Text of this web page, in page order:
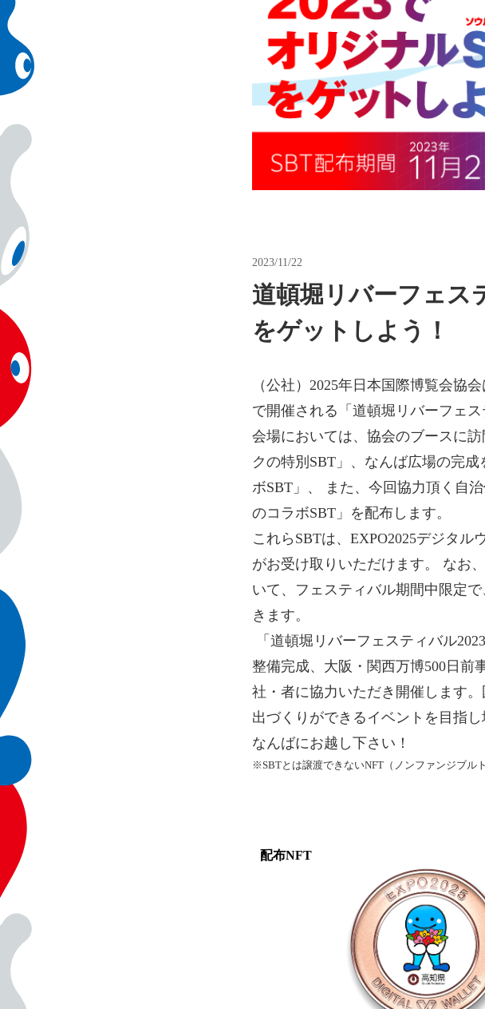
2023/11/22
道頓堀リバーフェス
をゲットしよう！
（公社）2025年日本国際博覧会協
で開催される「道頓堀リバーフェ
会場においては、協会のブースに
クの特別SBT」、なんば広場の完
ボSBT」、 また、今回協力頂く自
のコラボSBT」を配布します。
これらSBTは、EXPO2025デジタ
がお受け取りいただけます。 なお
いて、フェスティバル期間中限定
きます。
整備完成、大阪・関西万博500日前
社・者に協力いただき開催します
出づくりができるイベントを目指
なんばにお越し下さい！
※SBTとは譲渡できないNFT（ノンファンジブル
配布NFT